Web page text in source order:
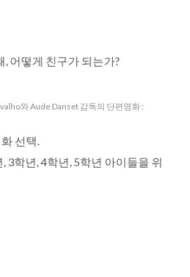
, 어떻게 친구가 되는가?
와 Aude Danset 감독의 단편영화 :
선택.
3학년, 4학년, 5학년 아이들을 위